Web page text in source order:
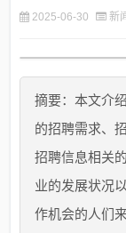
2025-06-30 新
摘要：本文介
的招聘需求、
招聘信息相关
业的发展状况
作机会的人们